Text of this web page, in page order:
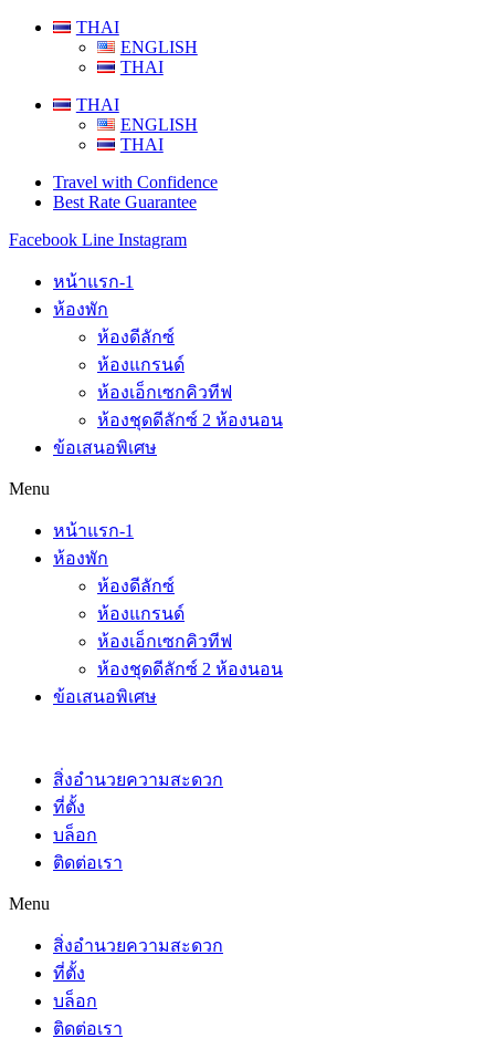
Skip
THAI
ENGLISH
THAI
THAI
ENGLISH
THAI
Travel with Confidence
Best Rate Guarantee
Facebook Line Instagram
หน้าแรก-1
ห้องพัก
ห้องดีลักซ์
ห้องแกรนด์
ห้องเอ็กเซกคิวทีฟ
ห้องชุดดีลักซ์ 2 ห้องนอน
ข้อเสนอพิเศษ
Menu
หน้าแรก-1
ห้องพัก
ห้องดีลักซ์
ห้องแกรนด์
ห้องเอ็กเซกคิวทีฟ
ห้องชุดดีลักซ์ 2 ห้องนอน
ข้อเสนอพิเศษ
สิ่งอำนวยความสะดวก
ที่ตั้ง
บล็อก
ติดต่อเรา
Menu
สิ่งอำนวยความสะดวก
ที่ตั้ง
บล็อก
ติดต่อเรา